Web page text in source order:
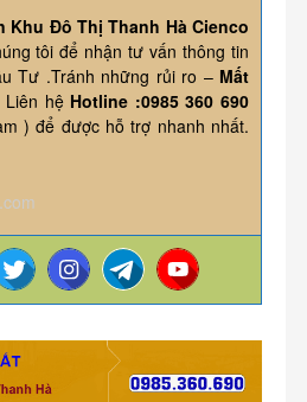
Khu Đô Thị Thanh Hà Cienco
tôi để nhận tư vấn thông tin
Tư .Tránh những rủi ro – Mất
Liên hệ Hotline :0985 360 690
) để được hỗ trợ nhanh nhất.